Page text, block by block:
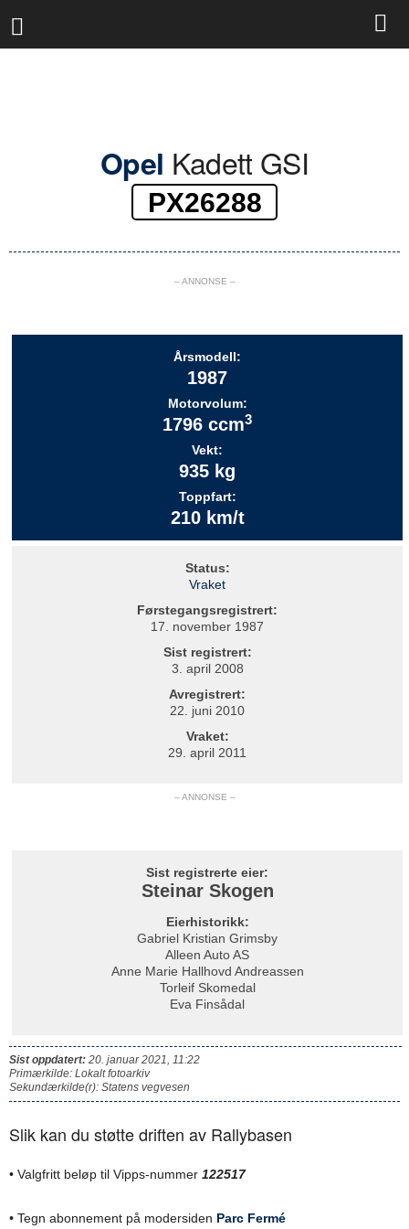
l
Opel Kadett GSI
PX26288
– ANNONSE –
Årsmodell:
1987
Motorvolum:
1796 ccm3
Vekt:
935 kg
Toppfart:
210 km/t
Status:
Vraket
Førstegangsregistrert:
17. november 1987
Sist registrert:
3. april 2008
Avregistrert:
22. juni 2010
Vraket:
29. april 2011
– ANNONSE –
Sist registrerte eier:
Steinar Skogen
Eierhistorikk:
Gabriel Kristian Grimsby
Alleen Auto AS
Anne Marie Hallhovd Andreassen
Torleif Skomedal
Eva Finsådal
Sist oppdatert: 20. januar 2021, 11:22
Primærkilde: Lokalt fotoarkiv
Sekundærkilde(r): Statens vegvesen
Slik kan du støtte driften av Rallybasen
• Valgfritt beløp til Vipps-nummer 122517
• Tegn abonnement på modersiden Parc Fermé